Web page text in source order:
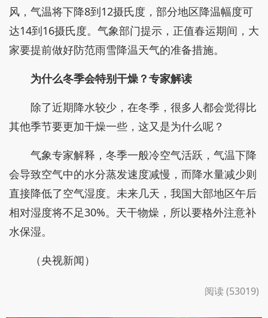
风，气温将下降8到12摄氏度，部分地区降温幅度可
达14到16摄氏度。气象部门提示，正值春运期间，大
家要提前做好防范雨雪降温天气的准备措施。
为什么冬季会特别干燥？专家解读
除了近期降水较少，在冬季，很多人都会觉得比
其他季节要更加干燥一些，这又是为什么呢？
气象专家解释，冬季一般冷空气活跃，气温下降
会导致空气中的水分蒸发速度减慢，而降水量减少则
直接降低了空气湿度。未来几天，我国大部地区午后
相对湿度将不足30%。天干物燥，所以要格外注意补
水保湿。
（央视新闻）
阅读 (53019)